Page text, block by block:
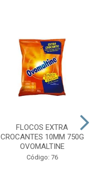
FLOCOS EXTRA
CROCANTES 10MM 750G
OVOMALTINE
Código: 76